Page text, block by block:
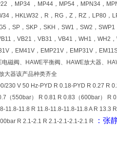
，MP34 ，MP44，MP54，MPN34，
，HKLW32，R，RG，Z，RZ，LP80
，SP，SKP，SKH，SW1，SW2，
，VB21，VB31，VB41，WH1，WH2
，EM41V，EMP21V，EMP31V，
磁阀、HAWE平衡阀、HAWE放大器、
大器该产品种类齐全
230 V 50 Hz-PYD R 0.18-PYD R 0.27 R
（550bar） R 0.81 R 0.83（600bar） R
11.8-11.8 R 11.8-11.8-11.8-11.8 A R
R 2.1-2.1 R 2.1-2.1-2.1-2.1 R
：张